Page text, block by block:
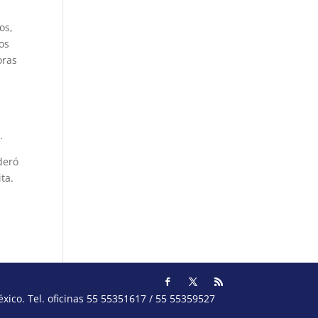
Tel. oficinas 55 55351617 / 55 55359527